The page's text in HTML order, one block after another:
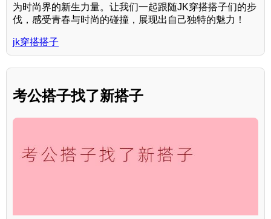
为时尚界的新生力量。让我们一起跟随JK穿搭搭子们的步
伐，感受青春与时尚的碰撞，展现出自己独特的魅力！
jk穿搭搭子
考公搭子找了新搭子